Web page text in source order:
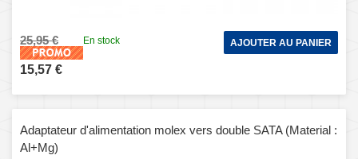
25,95 €
15,57 €
En stock AJOUTER AU PANIER
Adaptateur d'alimentation molex vers double SATA (Material :
Al+Mg)